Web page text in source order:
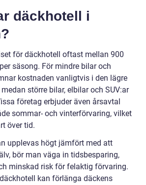
däckhotell i
för däckhotell oftast mellan 900
säsong. För mindre bilar och
kostnaden vanligtvis i den lägre
större bilar, elbilar och SUV:ar
företag erbjuder även årsavtal
sommar- och vinterförvaring, vilket
över tid.
upplevas högt jämfört med att
bör man väga in tidsbesparing,
minskad risk för felaktig förvaring.
kan förlänga däckens